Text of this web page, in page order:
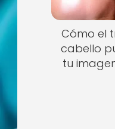
Cómo el
cabello
tu